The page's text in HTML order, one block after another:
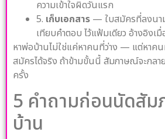
ความเข้าใจผิดวันแรก
5. เก็บเอกสาร — ใบสมัครที่ลงน
เทียบคำตอบ ไว้แฟ้มเดียว อ้างอิงเ
หาพ่อบ้านไม่ใช่แค่หาคนที่ว่าง — แต่หาค
สมัครได้จริง ถ้าข้ามขั้นนี้ สัมภาษณ์จะกลา
ครั้ง
5 คำถามก่อนนัดสั
บ้าน